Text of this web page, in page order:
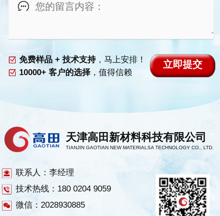
免费样品 + 技术支持，马上安排！
10000+ 客户的选择，值得信赖
天津高田新材料科技有限公司
TIANJIN GAOTIAN NEW MATERIALSA TECHNOLOGY CO., LTD.
联系人：李经理
技术热线：180 0204 9059
微信：2028930885